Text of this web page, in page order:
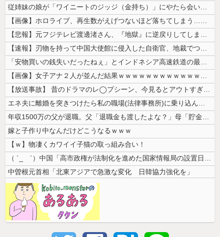
従姉妹の娘が「ワイニートのジッジ（金持ち）」にやたら会いに来る理由ｗｗ...
【画像】ホロライブ、再生数がえげつないほど落ちてしまう……にじさんじは...
【悲報】元フジテレビ渡邊渚さん、『地獄』に逆戻りしてしまう・・・・・
【速報】刃物を持って中国大使館に侵入した自衛官、地裁でついに動機明かす
「安物買いの銭失いだったねぇ」とインドネシア高速鉄道の最終処分に日本側...
【画像】女子アナ２人が並んだ結果ｗｗｗｗｗｗｗｗｗｗｗｗｗｗｗｗｗｗｗ...
【放送事故】 昔のドラマのレ◯プシーン、今見るとアウトすぎる・・・
エネ夫に離婚を突きつけたら私の職場(法律事務所)に乗り込んできた 堂々...
年収1500万の父が退職。父「退職金も渡したよな？」母「貯金なんてない...
嫁と子作り中なんだけどこうなるｗｗｗ
【ｗ】物凄くカワイイ子猫の取っ組み合い！
（ ´_ゝ`）中国「高市政権が法制化を進めた国家情報局の設置日が7月3...
中曽根元首相「北東アジアで急激な変化 日韓協力強化を」